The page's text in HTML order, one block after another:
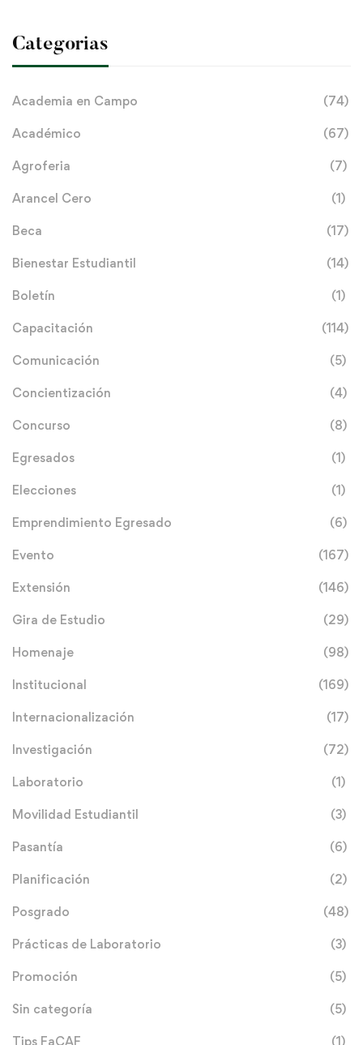
Categorias
Academia en Campo (74)
Académico (67)
Agroferia (7)
Arancel Cero (1)
Beca (17)
Bienestar Estudiantil (14)
Boletín (1)
Capacitación (114)
Comunicación (5)
Concientización (4)
Concurso (8)
Egresados (1)
Elecciones (1)
Emprendimiento Egresado (6)
Evento (167)
Extensión (146)
Gira de Estudio (29)
Homenaje (98)
Institucional (169)
Internacionalización (17)
Investigación (72)
Laboratorio (1)
Movilidad Estudiantil (3)
Pasantía (6)
Planificación (2)
Posgrado (48)
Prácticas de Laboratorio (3)
Promoción (5)
Sin categoría (5)
Tips FaCAF (1)